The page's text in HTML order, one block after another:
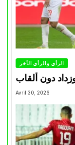
الرأي والرأي الأخر
دون ألقاب
Avril 30, 2026